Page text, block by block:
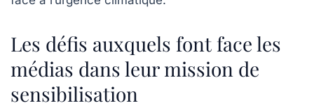
Les défis auxquels font face les
médias dans leur mission de
sensibilisation